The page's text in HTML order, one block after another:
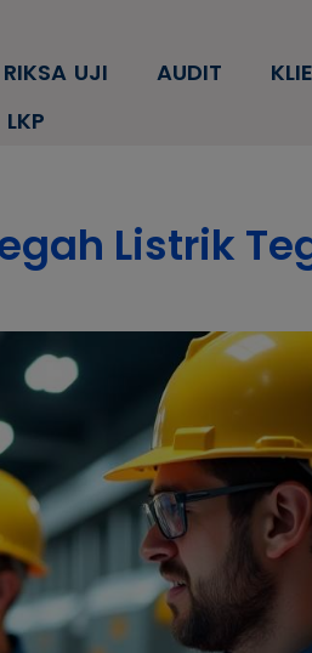
RIKSA UJI AUDIT
LKP
Listrik